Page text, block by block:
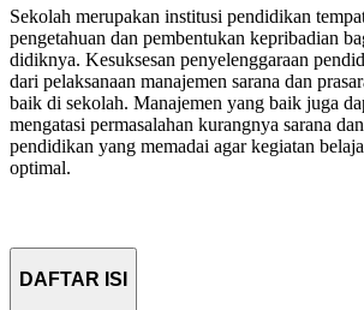
Sekolah merupakan institusi pendidikan
pengetahuan dan pembentukan kepribadian
didiknya. Kesuksesan penyelenggaraan
dari pelaksanaan manajemen sarana dan
baik di sekolah. Manajemen yang baik juga
mengatasi permasalahan kurangnya sarana
pendidikan yang memadai agar kegiatan
optimal.
DAFTAR ISI